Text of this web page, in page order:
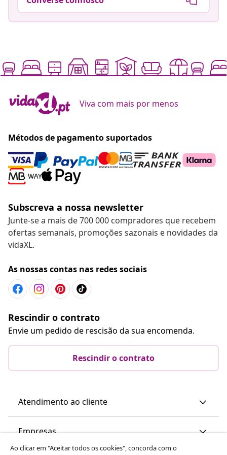
Viva com mais por menos
Métodos de pagamento suportados
Subscreva a nossa newsletter
Junte-se a mais de 700 000 compradores que recebem
ofertas semanais, promoções sazonais e novidades da
vidaXL.
As nossas contas nas redes sociais
Rescindir o contrato
Envie um pedido de rescisão da sua encomenda.
Rescindir o contrato
Atendimento ao cliente
Empresas
Ao clicar em "Aceitar todos os cookies", concorda com o